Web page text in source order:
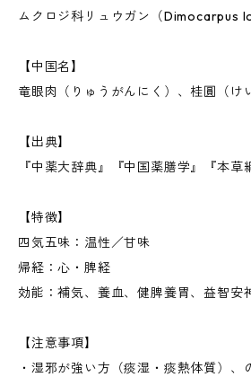
ムクロジ科リュウガン（Dimocarpus
【中国名】
竜眼肉（りゅうがんにく）、桂圓（け
【出典】
『中薬大辞典』『中国薬膳学』『本草
【特徴】
四気五味：温性／甘味
帰経：心・脾経
効能：補気、養血、健脾養胃、益智安
【注意事項】
・湿邪が強い方（痰湿・痰熱体質）、